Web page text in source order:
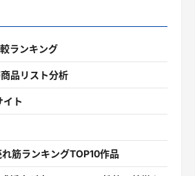
ランキング
品リスト分析
イト
筋ランキングTOP10作品